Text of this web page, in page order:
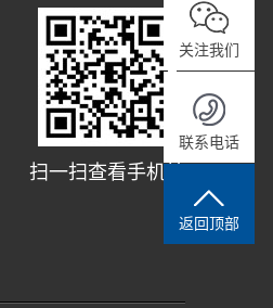
扫一扫查看手机站
关注我们
联系电话
返回顶部